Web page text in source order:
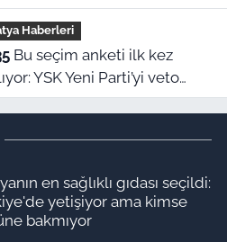
Haberleri
Bu seçim anketi ilk kez
YSK Yeni Parti’yi veto
Malatya’da sonuç ne olur?
en sağlıklı gıdası seçildi:
yetişiyor ama kimse
bakmıyor